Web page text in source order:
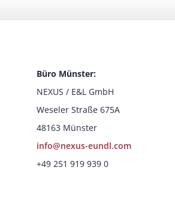
Büro Münster:
NEXUS / E&L GmbH
Weseler Straße 675A
48163 Münster
info@nexus-eundl.com
+49 251 919 939 0